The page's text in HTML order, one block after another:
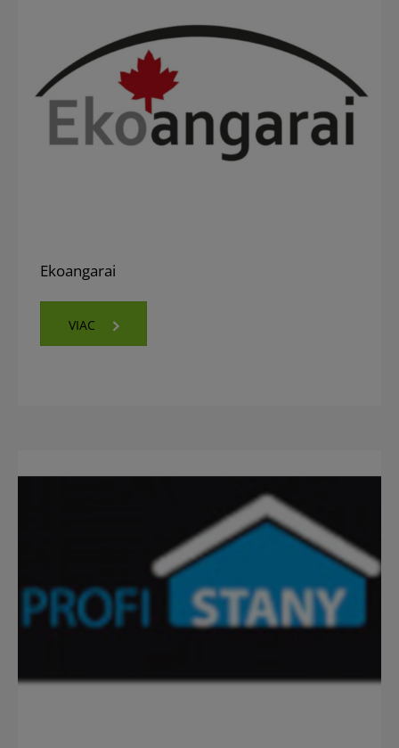
Ekoangarai
VIAC